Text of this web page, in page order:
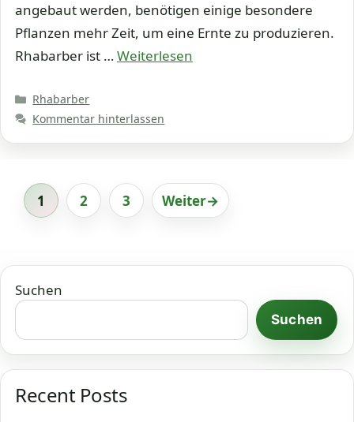
angebaut werden, benötigen einige besondere
Pflanzen mehr Zeit, um eine Ernte zu produzieren.
Rhabarber ist …Weiterlesen
Kategorien
Rhabarber
Kommentar hinterlassen
Seite
1 Seite
2 Seite
3 Weiter→
Suchen
Suchen
Recent Posts